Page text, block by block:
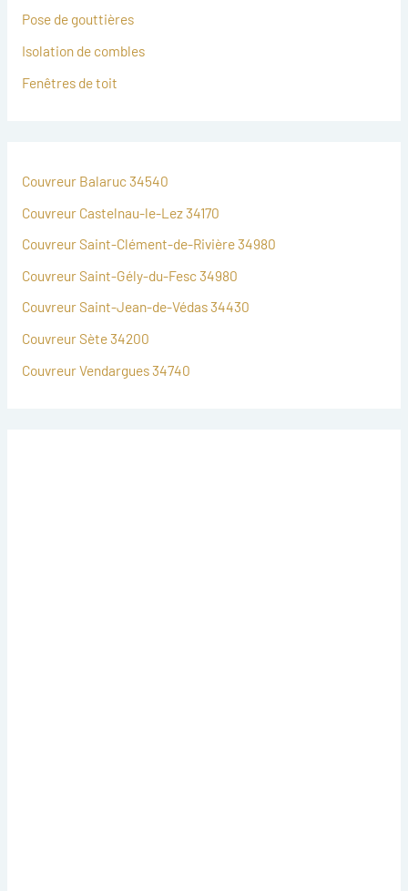
Pose de gouttières
Isolation de combles
Fenêtres de toit
Couvreur Balaruc 34540
Couvreur Castelnau-le-Lez 34170
Couvreur Saint-Clément-de-Rivière 34980
Couvreur Saint-Gély-du-Fesc 34980
Couvreur Saint-Jean-de-Védas 34430
Couvreur Sète 34200
Couvreur Vendargues 34740